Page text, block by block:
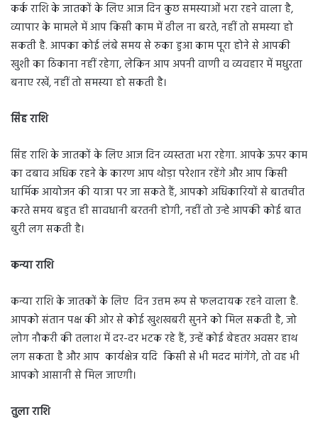
कर्क राशि के जातकों के लिए आज दिन कुछ समस्याओं भरा रहने वाला है,
व्यापार के मामले में आप किसी काम में ढील ना बरते, नहीं तो समस्या हो
सकती है. आपका कोई लंबे समय से रुका हुआ काम पूरा होने से आपकी
खुशी का ठिकाना नहीं रहेगा, लेकिन आप अपनी वाणी व व्यवहार में मधुरता
बनाए रखें, नहीं तो समस्या हो सकती है।
सिंह राशि
सिंह राशि के जातकों के लिए आज दिन व्यस्तता भरा रहेगा. आपके ऊपर काम
का दबाव अधिक रहने के कारण आप थोड़ा परेशान रहेंगे और आप किसी
धार्मिक आयोजन की यात्रा पर जा सकते हैं, आपको अधिकारियों से बातचीत
करते समय बहुत ही सावधानी बरतनी होगी, नहीं तो उन्हे आपकी कोई बात
बुरी लग सकती है।
कन्या राशि
कन्या राशि के जातकों के लिए दिन उत्तम रूप से फलदायक रहने वाला है.
आपको संतान पक्ष की ओर से कोई खुशखबरी सुनने को मिल सकती है, जो
लोग नौकरी की तलाश में दर-दर भटक रहे हैं, उन्हें कोई बेहतर अवसर हाथ
लग सकता है और आप कार्यक्षेत्र यदि किसी से भी मदद मांगेंगे, तो वह भी
आपको आसानी से मिल जाएगी।
तुला राशि